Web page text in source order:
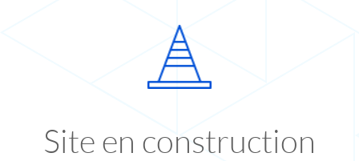
Site en construction